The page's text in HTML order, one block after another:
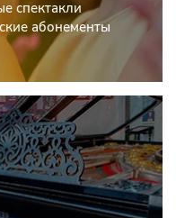
спектакли
абонементы